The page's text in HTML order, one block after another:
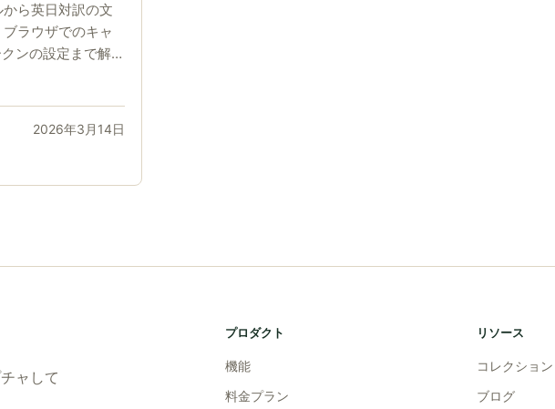
ら英日対訳の文
ラウザでのキャ
ンの設定まで解
2026年3月14日
ャして
プロダクト
機能
料金プラン
リソース
コレクション
ブログ